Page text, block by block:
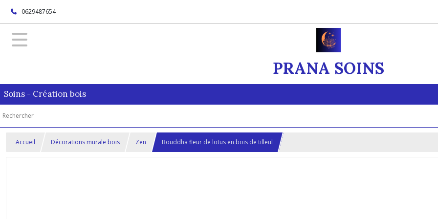
0629487654
PRANA SOINS
Soins - Création bois
Accueil Décorations murale bois Zen Bouddha fleur de lotus en bois de tilleul